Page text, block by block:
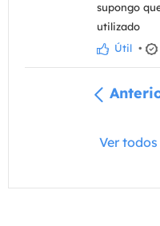
supongo
utilizado
Útil •
Ver